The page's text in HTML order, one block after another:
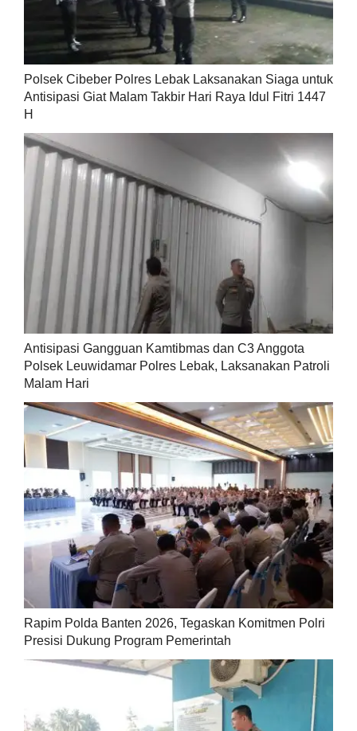
Polsek Cibeber Polres Lebak Laksanakan Siaga untuk
Antisipasi Giat Malam Takbir Hari Raya Idul Fitri 1447
H
Antisipasi Gangguan Kamtibmas dan C3 Anggota
Polsek Leuwidamar Polres Lebak, Laksanakan Patroli
Malam Hari
Rapim Polda Banten 2026, Tegaskan Komitmen Polri
Presisi Dukung Program Pemerintah